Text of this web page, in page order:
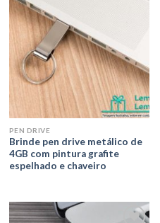
PEN DRIVE
Brinde pen drive metálico de
4GB com pintura grafite
espelhado e chaveiro